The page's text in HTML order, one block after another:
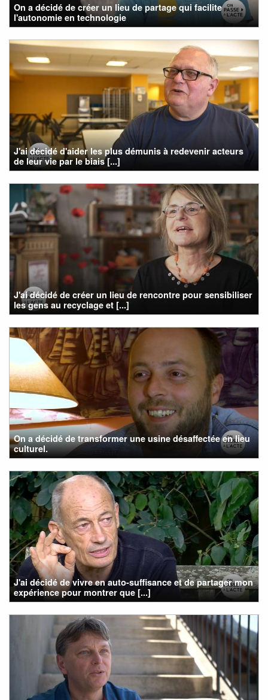
On a décidé de créer un lieu de partage qui facilite
l'autonomie en technologie
J'ai décidé d'aider les plus démunis à redevenir acteurs
de leur vie par le biais [...]
J'ai décidé de créer un lieu de rencontre pour sensibiliser
les gens au recyclage et [...]
On a décidé de transformer une usine désaffectée en lieu
culturel.
J'ai décidé de vivre en auto-suffisance et de partager mon
expérience pour montrer que [...]